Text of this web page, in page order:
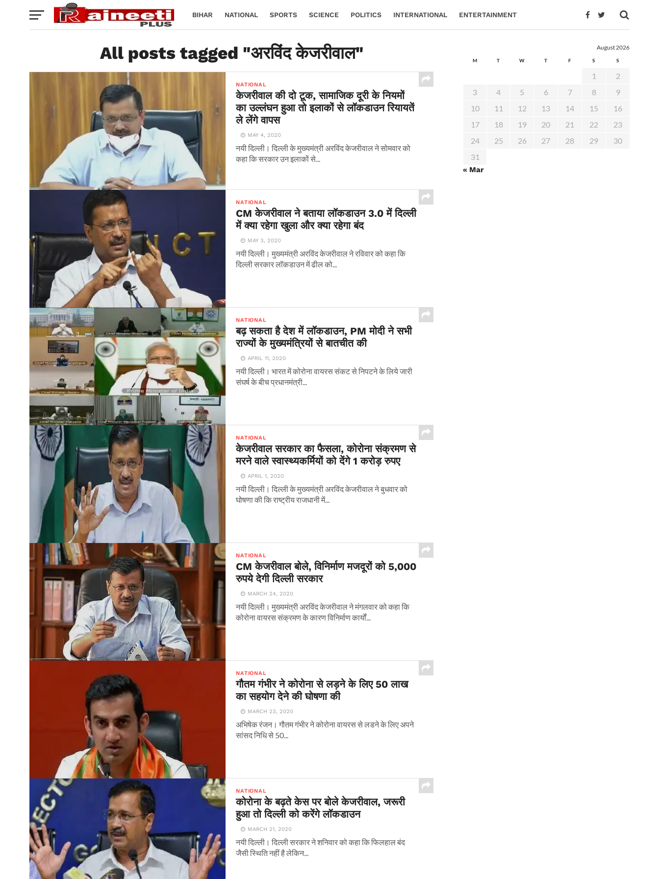
BIHAR NATIONAL SPORTS SCIENCE POLITICS INTERNATIONAL ENTERTAINMENT
All posts tagged "अरविंद केजरीवाल"
NATIONAL
केजरीवाल की दो टूक, सामाजिक दूरी के नियमों
का उल्लंघन हुआ तो इलाकों से लॉकडाउन रियायतें
ले लेंगे वापस
MAY 4, 2020
नयी दिल्ली। दिल्ली के मुख्यमंत्री अरविंद केजरीवाल ने सोमवार को
कहा कि सरकार उन इलाकों से...
NATIONAL
CM केजरीवाल ने बताया लॉकडाउन 3.0 में दिल्ली
में क्या रहेगा खुला और क्या रहेगा बंद
MAY 3, 2020
नयी दिल्ली। मुख्यमंत्री अरविंद केजरीवाल ने रविवार को कहा कि
दिल्ली सरकार लॉकडाउन में ढील को...
NATIONAL
बढ़ सकता है देश में लॉकडाउन, PM मोदी ने सभी
राज्यों के मुख्यमंत्रियों से बातचीत की
APRIL 11, 2020
नयी दिल्ली। भारत में कोरोना वायरस संकट से निपटने के लिये जारी
संघर्ष के बीच प्रधानमंत्री...
NATIONAL
केजरीवाल सरकार का फैसला, कोरोना संक्रमण से
मरने वाले स्वास्थ्यकर्मियों को देंगे 1 करोड़ रुपए
APRIL 1, 2020
नयी दिल्ली। दिल्ली के मुख्यमंत्री अरविंद केजरीवाल ने बुधवार को
घोषणा की कि राष्ट्रीय राजधानी में...
NATIONAL
CM केजरीवाल बोले, विनिर्माण मजदूरों को 5,000
रुपये देगी दिल्ली सरकार
MARCH 24, 2020
नयी दिल्ली। मुख्यमंत्री अरविंद केजरीवाल ने मंगलवार को कहा कि
कोरोना वायरस संक्रमण के कारण विनिर्माण कार्यों...
NATIONAL
गौतम गंभीर ने कोरोना से लड़ने के लिए 50 लाख
का सहयोग देने की घोषणा की
MARCH 23, 2020
अभिषेक रंजन। गौतम गंभीर ने कोरोना वायरस से लडने के लिए अपने
सांसद निधि से 50...
NATIONAL
कोरोना के बढ़ते केस पर बोले केजरीवाल, जरूरी
हुआ तो दिल्ली को करेंगे लॉकडाउन
MARCH 21, 2020
नयी दिल्ली। दिल्ली सरकार ने शनिवार को कहा कि फिलहाल बंद
जैसी स्थिति नहीं है लेकिन...
August 2026
M T W T F S S
1
2
3
4 5 6 7 8
9
10
11 12 13 14 15
16
17
18 19 20 21 22
23
24
25 26 27 28 29
30
31
« Mar